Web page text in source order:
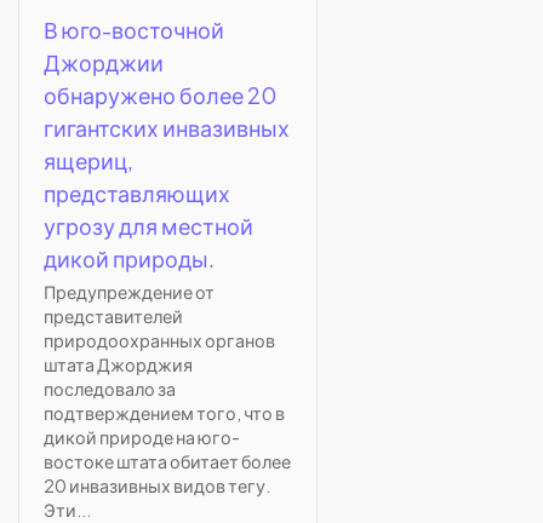
В юго-восточной
Джорджии
обнаружено более 20
гигантских инвазивных
ящериц,
представляющих
угрозу для местной
дикой природы.
Предупреждение от
представителей
природоохранных органов
штата Джорджия
последовало за
подтверждением того, что в
дикой природе на юго-
востоке штата обитает более
20 инвазивных видов тегу.
Эти...